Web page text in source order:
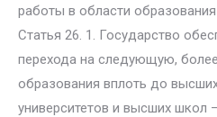
работы в области
Статья 26. 1. Государство
перехода на следующую,
образования вплоть до
университетов и высших школ